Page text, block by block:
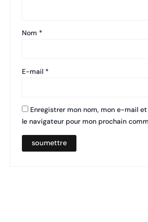
Nom *
E-mail *
Enregistrer mon nom, mon e-mail
le navigateur pour mon prochain